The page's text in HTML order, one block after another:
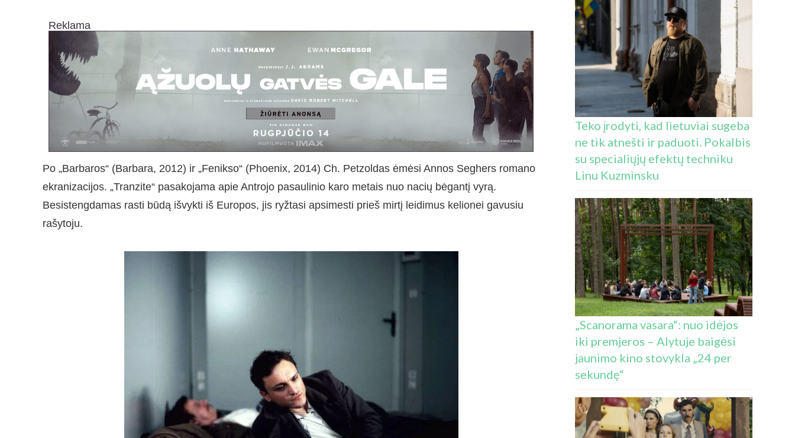
Reklama
Po „Barbaros“ (Barbara, 2012) ir „Fenikso“ (Phoenix, 2014) Ch. Petzoldas ėmėsi Annos Seghers romano
ekranizacijos. „Tranzite“ pasakojama apie Antrojo pasaulinio karo metais nuo nacių bėgantį vyrą.
Besistengdamas rasti būdą išvykti iš Europos, jis ryžtasi apsimesti prieš mirtį leidimus kelionei gavusiu
rašytoju.
Teko įrodyti, kad lietuviai sugeba
ne tik atnešti ir paduoti. Pokalbis
su specialiųjų efektų techniku
Linu Kuzminsku
„Scanorama vasara“: nuo idėjos
iki premjeros – Alytuje baigėsi
jaunimo kino stovykla „24 per
sekundę“